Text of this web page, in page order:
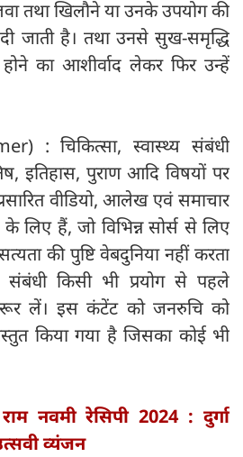
तथा खिलौने या उनके उपयोग की
जाती है। तथा उनसे सुख-समृद्धि
होने का आशीर्वाद लेकर फिर उन्हें
: चिकित्सा, स्वास्थ्य संबंधी
इतिहास, पुराण आदि विषयों पर
वीडियो, आलेख एवं समाचार
लिए हैं, जो विभिन्न सोर्स से लिए
की पुष्टि वेबदुनिया नहीं करता
संबंधी किसी भी प्रयोग से पहले
लें। इस कंटेंट को जनरुचि को
किया गया है जिसका कोई भी
राम नवमी रेसिपी 2024 : दुर्गा
व्यंजन